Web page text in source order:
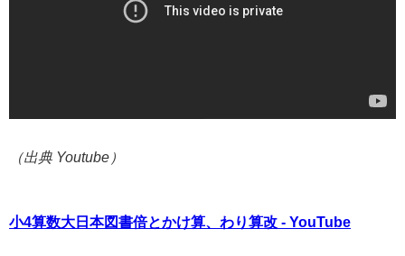
（出典 Youtube）
小4算数大日本図書倍とかけ算、わり算改 - YouTube